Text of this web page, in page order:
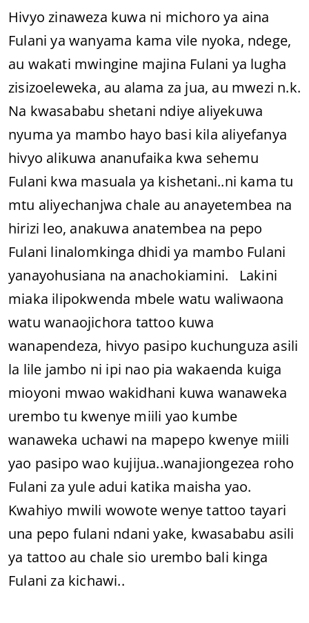
Hivyo zinaweza kuwa ni michoro ya aina
Fulani ya wanyama kama vile nyoka, ndege,
au wakati mwingine majina Fulani ya lugha
zisizoeleweka, au alama za jua, au mwezi n.k.
Na kwasababu shetani ndiye aliyekuwa
nyuma ya mambo hayo basi kila aliyefanya
hivyo alikuwa ananufaika kwa sehemu
Fulani kwa masuala ya kishetani..ni kama tu
mtu aliyechanjwa chale au anayetembea na
hirizi leo, anakuwa anatembea na pepo
Fulani linalomkinga dhidi ya mambo Fulani
yanayohusiana na anachokiamini. Lakini
miaka ilipokwenda mbele watu waliwaona
watu wanaojichora tattoo kuwa
wanapendeza, hivyo pasipo kuchunguza asili
la lile jambo ni ipi nao pia wakaenda kuiga
mioyoni mwao wakidhani kuwa wanaweka
urembo tu kwenye miili yao kumbe
wanaweka uchawi na mapepo kwenye miili
yao pasipo wao kujijua..wanajiongezea roho
Fulani za yule adui katika maisha yao.
Kwahiyo mwili wowote wenye tattoo tayari
una pepo fulani ndani yake, kwasababu asili
ya tattoo au chale sio urembo bali kinga
Fulani za kichawi..